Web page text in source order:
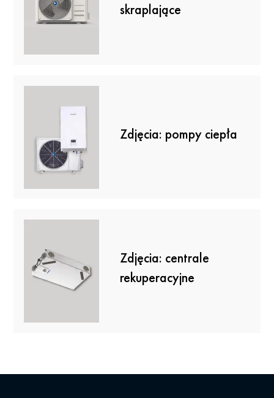
skraplające
Zdjęcia: pompy ciepła
Zdjęcia: centrale
rekuperacyjne